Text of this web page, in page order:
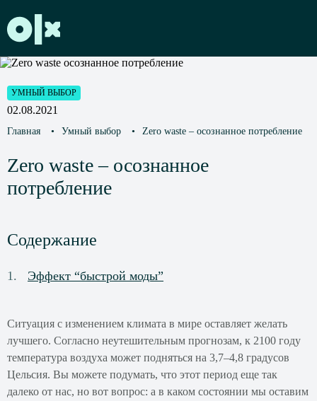
УМНЫЙ ВЫБОР
02.08.2021
Главная • Умный выбор • Zero waste – осознанное потребление
Zero waste – осознанное
потребление
Содержание
Эффект “быстрой моды”
Ситуация с изменением климата в мире оставляет желать
лучшего. Согласно неутешительным прогнозам, к 2100 году
температура воздуха может подняться на 3,7–4,8 градусов
Цельсия. Вы можете подумать, что этот период еще так
далеко от нас, но вот вопрос: а в каком состоянии мы оставим